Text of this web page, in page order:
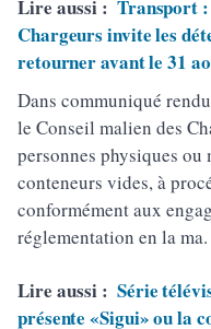
Lire aussi : Transport :
Chargeurs invite les
retourner avant le 31
Dans communiqué
le Conseil malien des
personnes physiques ou
conteneurs vides, à
conformément aux
réglementation en la ma.
Lire aussi : Série
présente «Sigui» ou la